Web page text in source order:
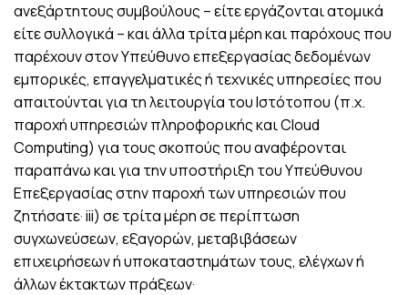
ανεξάρτητους συμβούλους – είτε εργάζονται ατομικά
είτε συλλογικά – και άλλα τρίτα μέρη και παρόχους που
παρέχουν στον Υπεύθυνο επεξεργασίας δεδομένων
εμπορικές, επαγγελματικές ή τεχνικές υπηρεσίες που
απαιτούνται για τη λειτουργία του Ιστότοπου (π.χ.
παροχή υπηρεσιών πληροφορικής και Cloud
Computing) για τους σκοπούς που αναφέρονται
παραπάνω και για την υποστήριξη του Υπεύθυνου
Επεξεργασίας στην παροχή των υπηρεσιών που
ζητήσατε· iii) σε τρίτα μέρη σε περίπτωση
συγχωνεύσεων, εξαγορών, μεταβιβάσεων
επιχειρήσεων ή υποκαταστημάτων τους, ελέγχων ή
άλλων έκτακτων πράξεων·